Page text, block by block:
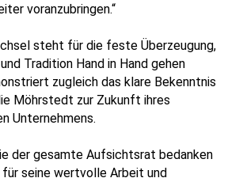
voranzubringen.“
steht für die feste Überzeugung,
Tradition Hand in Hand gehen
zugleich das klare Bekenntnis
Möhrstedt zur Zukunft ihres
Unternehmens.
der gesamte Aufsichtsrat bedanken
seine wertvolle Arbeit und